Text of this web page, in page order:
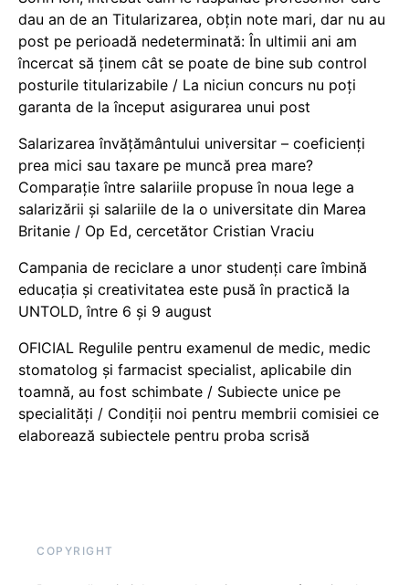
dau an de an Titularizarea, obțin note mari, dar nu au
post pe perioadă nedeterminată: În ultimii ani am
încercat să ținem cât se poate de bine sub control
posturile titularizabile / La niciun concurs nu poți
garanta de la început asigurarea unui post
Salarizarea învățământului universitar – coeficienți
prea mici sau taxare pe muncă prea mare?
Comparație între salariile propuse în noua lege a
salarizării și salariile de la o universitate din Marea
Britanie / Op Ed, cercetător Cristian Vraciu
Campania de reciclare a unor studenți care îmbină
educația și creativitatea este pusă în practică la
UNTOLD, între 6 și 9 august
OFICIAL Regulile pentru examenul de medic, medic
stomatolog și farmacist specialist, aplicabile din
toamnă, au fost schimbate / Subiecte unice pe
specialități / Condiții noi pentru membrii comisiei ce
elaborează subiectele pentru proba scrisă
COPYRIGHT